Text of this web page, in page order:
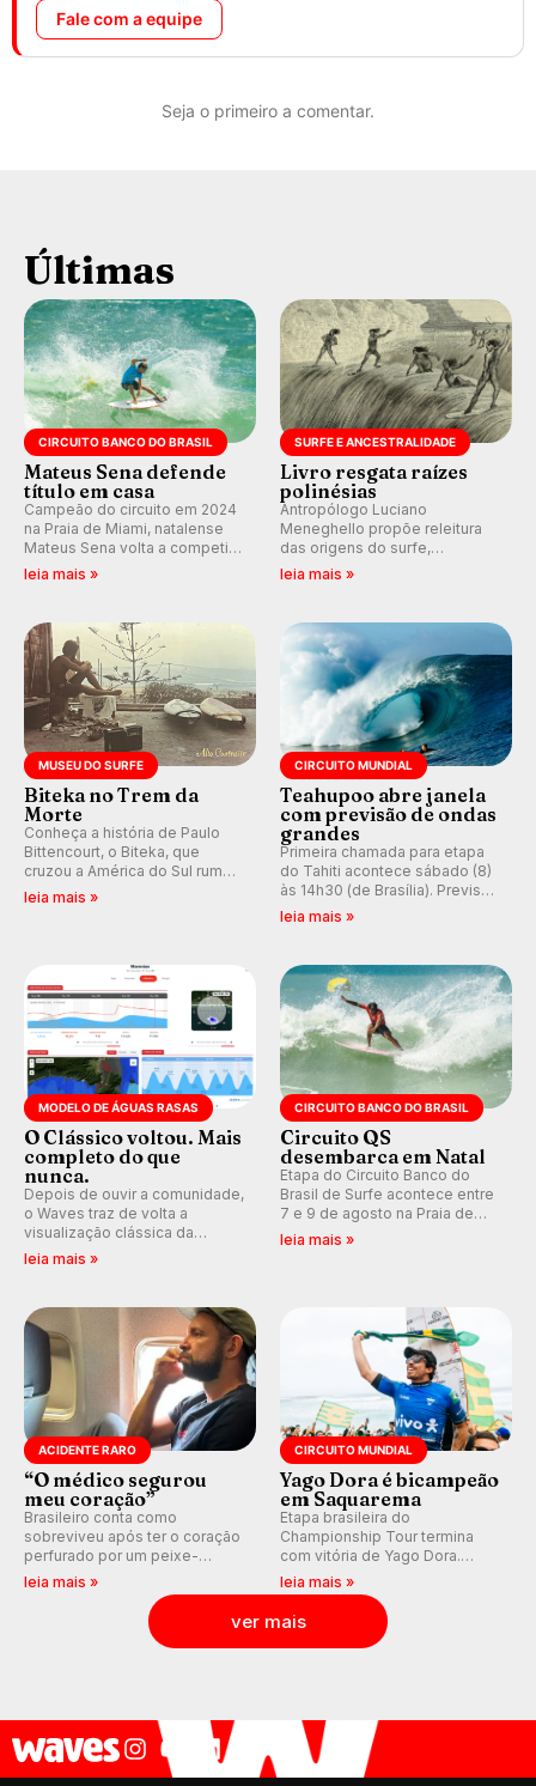
Fale com a equipe
Seja o primeiro a comentar.
Últimas
CIRCUITO BANCO DO BRASIL
Mateus Sena defende
título em casa
Campeão do circuito em 2024
na Praia de Miami, natalense
Mateus Sena volta a competir
em casa em busca de manter a
leia mais »
SURFE E ANCESTRALIDADE
Livro resgata raízes
polinésias
Antropólogo Luciano
Meneghello propõe releitura
das origens do surfe,
resgatando a cultura polinésia
prática em esporte e indústria.
leia mais »
MUSEU DO SURFE
Biteka no Trem da
Morte
Conheça a história de Paulo
Bittencourt, o Biteka, que
cruzou a América do Sul rumo
ao Pacífico em uma jornada
leia mais »
CIRCUITO MUNDIAL
Teahupoo abre janela
com previsão de ondas
grandes
Primeira chamada para etapa
do Tahiti acontece sábado (8)
às 14h30 (de Brasília). Previsão
indica swell consistente.
Kelly Slater convidado.
leia mais »
MODELO DE ÁGUAS RASAS
O Clássico voltou. Mais
completo do que
nunca.
Depois de ouvir a comunidade,
o Waves traz de volta a
visualização clássica da
previsão de águas rasas,
ondas para até 16 dias.
leia mais »
CIRCUITO BANCO DO BRASIL
Circuito QS
desembarca em Natal
Etapa do Circuito Banco do
Brasil de Surfe acontece entre
7 e 9 de agosto na Praia de
Miami (RN), em disputas
leia mais »
ACIDENTE RARO
“O médico segurou
meu coração”
Brasileiro conta como
sobreviveu após ter o coração
perfurado por um peixe-
agulha enquanto surfava na
leia mais »
CIRCUITO MUNDIAL
Yago Dora é bicampeão
em Saquarema
Etapa brasileira do
Championship Tour termina
com vitória de Yago Dora.
Sawyer Lindblad vence entre
as mulheres e Leonardo
Fioravanti assume liderança do
ranking mundial da WSL, na
etapa de Saquarema.
leia mais »
ver mais